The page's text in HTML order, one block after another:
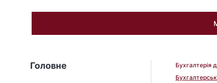
Головне